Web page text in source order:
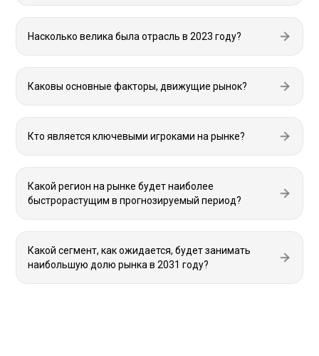
Насколько велика была отрасль в 2023 году?
Каковы основные факторы, движущие рынок?
Кто является ключевыми игроками на рынке?
Какой регион на рынке будет наиболее
быстрорастущим в прогнозируемый период?
Какой сегмент, как ожидается, будет занимать
наибольшую долю рынка в 2031 году?